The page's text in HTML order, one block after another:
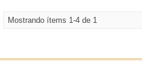
Mostrando ítems 1-4 de 1